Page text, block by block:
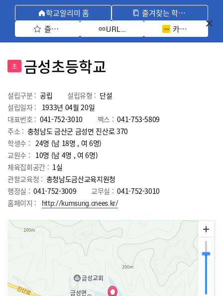
학교알리미 홈
즐겨찾는 학교 모아보기
즐겨찾기 선택
URL 복사 카카오톡 공유
초 금성초등학교
설립구분 : 공립 설립유형 : 단설
설립일자 :
1933년 04월 20일
대표번호 : 041-752-3010 팩스 : 041-753-5809
주소 : 충청남도 금산군 금성면 진산로 370
학생수 : 24명 (남 18명 , 여 6명)
교원수 : 10명 (남 4명 , 여6명)
체육집회공간 : 1실
관할교육청 : 충청남도금산교육지원청
행정실 : 041-752-3009 교무실 : 041-752-3010
홈페이지 :
http://kumsung.cnees.kr/